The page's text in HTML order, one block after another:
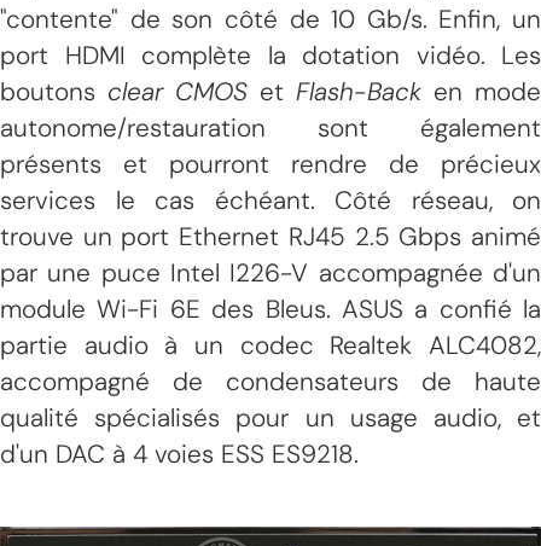
"contente" de son côté de 10 Gb/s. Enfin, un
port HDMI complète la dotation vidéo. Les
boutons clear CMOS et Flash-Back en mode
autonome/restauration sont également
présents et pourront rendre de précieux
services le cas échéant. Côté réseau, on
trouve un port Ethernet RJ45 2.5 Gbps animé
par une puce Intel I226-V accompagnée d'un
module Wi-Fi 6E des Bleus. ASUS a confié la
partie audio à un codec Realtek ALC4082,
accompagné de condensateurs de haute
qualité spécialisés pour un usage audio, et
d'un DAC à 4 voies ESS ES9218.